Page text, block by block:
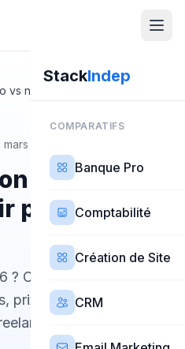
StackIndep
COMPARATIFS
Banque Pro
Comptabilité
Création de Site
CRM
vs notion
2026
2026 :
pour Gérer
? Comparatif complet :
prix, Kanban vs tout-en-
et TPE.